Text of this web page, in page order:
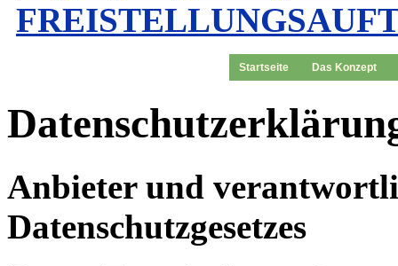
Startseite Das Konzept
Anbieter und
Datenschutzgesetzes